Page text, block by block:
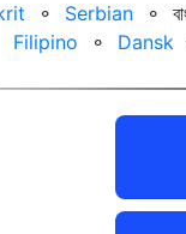
⚬ Serbian ⚬
Filipino
⚬ Dansk